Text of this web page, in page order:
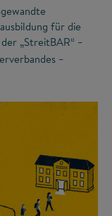
für die
„StreitBAR“ –
–